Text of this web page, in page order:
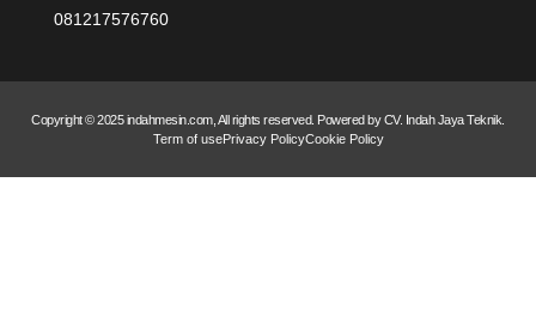
081217576760
Copyright © 2025 indahmesin.com, All rights reserved. Powered by CV. Indah Jaya Teknik.
Term of usePrivacy PolicyCookie Policy